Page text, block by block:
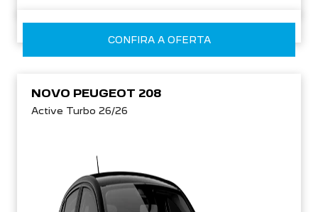
CONFIRA A OFERTA
NOVO PEUGEOT 208
Active Turbo 26/26